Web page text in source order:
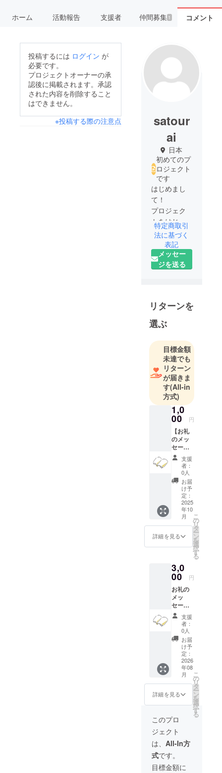
ホーム 活動報告 支援者 仲間募集 1 コメント
投稿するには ログイン が
必要です。
プロジェクトオーナーの承
認後に掲載されます。承認
された内容を削除すること
はできません。
※投稿する際の注意点
satour
ai
日本
初めてのプ
ロジェクト
です
はじめまし
て！
プロジェク
トをはじめ
皆様の目に
触れられる
よう1人でも
多くの人た
してまいり
ます！
特定商取引
法に基づく
表記
メッセー
ジを送る
リターンを
選ぶ
目標金額
未達でも
リターン
が届きま
す(All-in
方式)
1,0
00 円
【お礼
のメッ
セー
ジ】 感
謝の気
持ちを
込め
て、お
礼の
メッ
セージ
をお送
りしま
す。
支援
者：
0人
お届
け予
定：
2025
年10
月
詳細を見る
こ
の
リ
タ
ー
ン
を
選
択
す
る
3,0
00 円
お礼の
メッ
セージ
と完成
した本
をお送
りいた
しま
す。
支援
者：
0人
お届
け予
定：
2026
年08
月
詳細を見る
こ
の
リ
タ
ー
ン
を
選
択
す
る
このプロ
ジェクト
は、 All-In方
式です。
目標金額に